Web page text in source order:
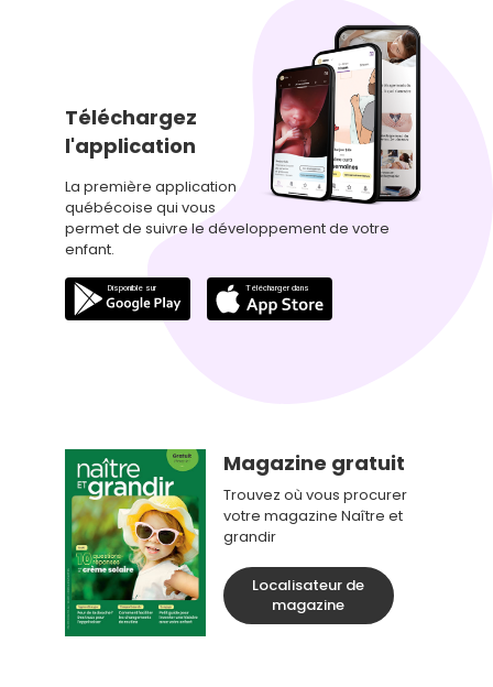
Téléchargez
l'application
La première application
québécoise qui vous
permet de suivre le développement de votre
enfant.
Magazine gratuit
Trouvez où vous procurer
votre magazine Naître et
grandir
Localisateur de
magazine